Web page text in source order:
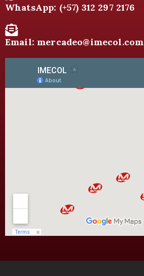
WhatsApp: (+57) 312 297 2176
Email: mercadeo@imecol.com